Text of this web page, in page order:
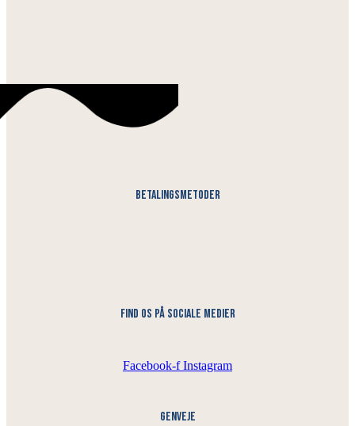
Betalingsmetoder
find os på sociale medier
Facebook-f Instagram
Genveje